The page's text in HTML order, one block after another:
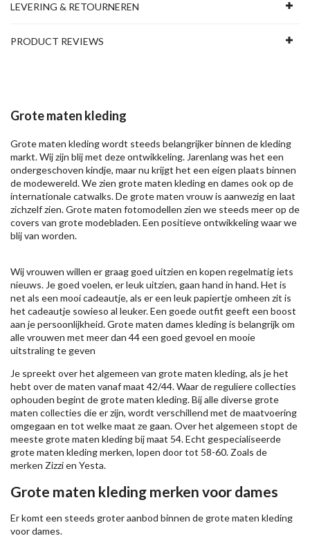
LEVERING & RETOURNEREN
PRODUCT REVIEWS
Grote maten kleding
Grote maten kleding wordt steeds belangrijker binnen de kleding
markt. Wij zijn blij met deze ontwikkeling. Jarenlang was het een
ondergeschoven kindje, maar nu krijgt het een eigen plaats binnen
de modewereld. We zien grote maten kleding en dames ook op de
internationale catwalks. De grote maten vrouw is aanwezig en laat
zichzelf zien. Grote maten fotomodellen zien we steeds meer op de
covers van grote modebladen. Een positieve ontwikkeling waar we
blij van worden.
Wij vrouwen willen er graag goed uitzien en kopen regelmatig iets
nieuws. Je goed voelen, er leuk uitzien, gaan hand in hand. Het is
net als een mooi cadeautje, als er een leuk papiertje omheen zit is
het cadeautje sowieso al leuker. Een goede outfit geeft een boost
aan je persoonlijkheid. Grote maten dames kleding is belangrijk om
alle vrouwen met meer dan 44 een goed gevoel en mooie
uitstraling te geven
Je spreekt over het algemeen van grote maten kleding, als je het
hebt over de maten vanaf maat 42/44. Waar de reguliere collecties
ophouden begint de grote maten kleding. Bij alle diverse grote
maten collecties die er zijn, wordt verschillend met de maatvoering
omgegaan en tot welke maat ze gaan. Over het algemeen stopt de
meeste grote maten kleding bij maat 54. Echt gespecialiseerde
grote maten kleding merken, lopen door tot 58-60. Zoals de
merken Zizzien Yesta.
Grote maten kleding merken voor dames
Er komt een steeds groter aanbod binnen de grote maten kleding
voor dames.